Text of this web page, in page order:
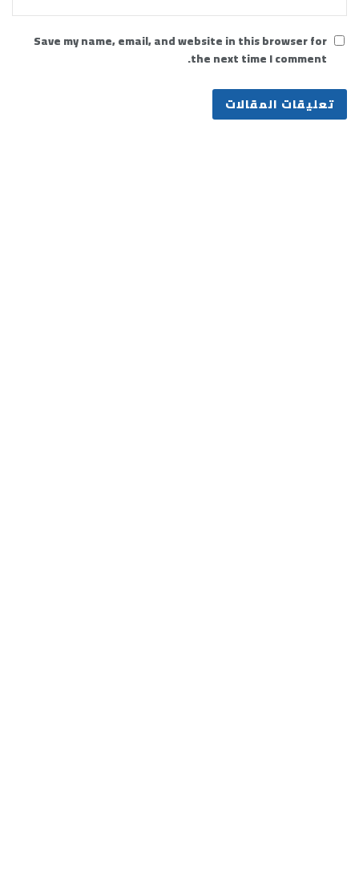
Save my name, email, and website in this browser for
the next time I comment.